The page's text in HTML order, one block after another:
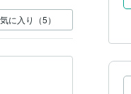
に入り（5）